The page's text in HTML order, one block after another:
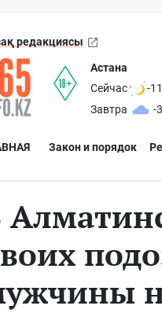
редакциясы
Астана
Сейчас
-11
Завтра
-3
Закон и порядок